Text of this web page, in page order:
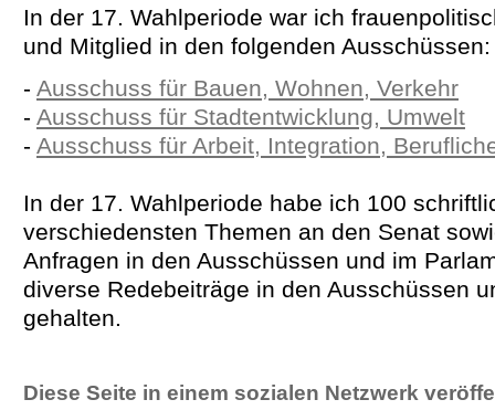
In der 17. Wahlperiode war ich
und Mitglied in den folgenden Ausschüssen:
- Ausschuss für Bauen, Wohnen, Verkehr
- Ausschuss für Stadtentwicklung, Umwelt
- Ausschuss für Arbeit, Integration,
In der 17. Wahlperiode habe ich 100
verschiedensten Themen an den Senat
Anfragen in den Ausschüssen und im
diverse Redebeiträge in den Ausschüssen
gehalten.
Diese Seite in einem sozialen Netzwerk